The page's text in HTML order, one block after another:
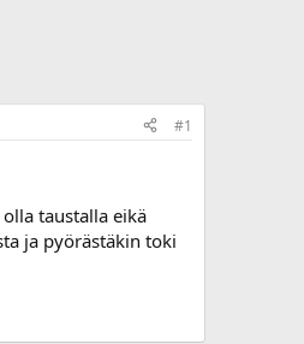
#1
taustalla eikä
ja pyörästäkin toki